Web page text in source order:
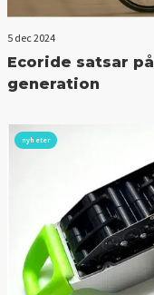
5 dec 2024
Ecoride satsar
generation
nyheter